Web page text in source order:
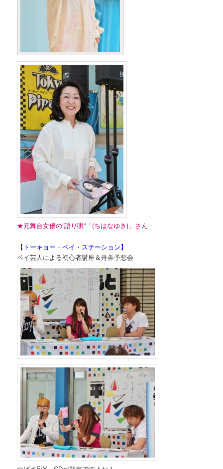
★元舞台女優の”語り唄”「(ちはなゆき)」さん
【トーキョー・ベイ・ステーション】
ベイ芸人による初心者講座＆舟券予想会